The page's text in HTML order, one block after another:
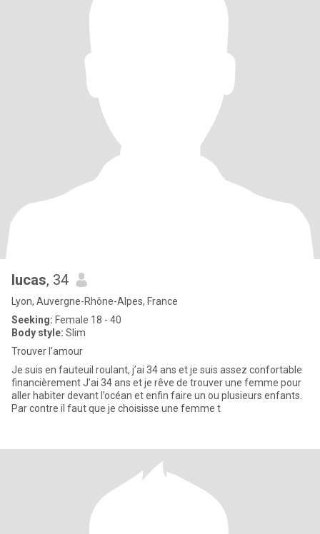
lucas, 34
Lyon, Auvergne-Rhône-Alpes, France
Seeking: Female 18 - 40
Body style: Slim
Trouver l’amour
Je suis en fauteuil roulant, j’ai 34 ans et je suis assez confortable
financièrement J’ai 34 ans et je rêve de trouver une femme pour
aller habiter devant l’océan et enfin faire un ou plusieurs enfants.
Par contre il faut que je choisisse une femme t